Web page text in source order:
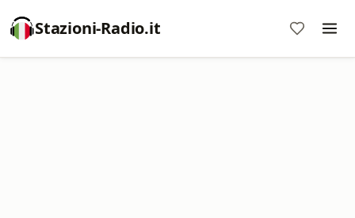
Stazioni-Radio.it